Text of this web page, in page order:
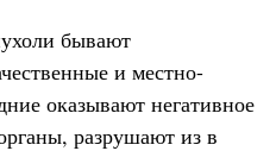
бывают
и местно-
оказывают негативное
разрушают из в